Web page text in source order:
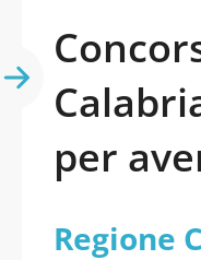
per
Regione